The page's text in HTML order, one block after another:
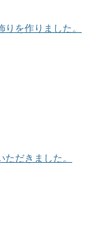
を作りました。
だきました。